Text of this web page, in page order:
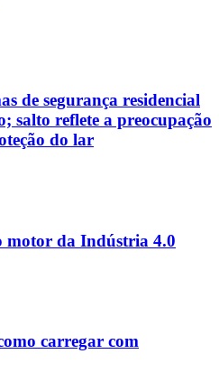
de segurança residencial
salto reflete a preocupação
do lar
motor da Indústria 4.0
carregar com